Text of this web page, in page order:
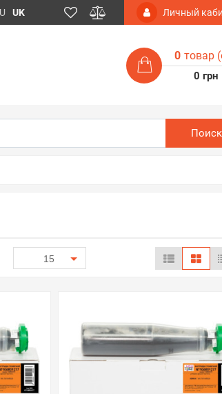
UK Личный
0 товар
0 грн
Поиск
15